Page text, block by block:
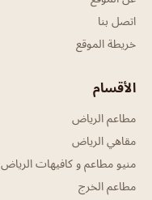
اتصل بنا
خريطة الموقع
الأقسام
مطاعم الرياض
مقاهي الرياض
منيو مطاعم و كافيهات الرياض
مطاعم الخرج